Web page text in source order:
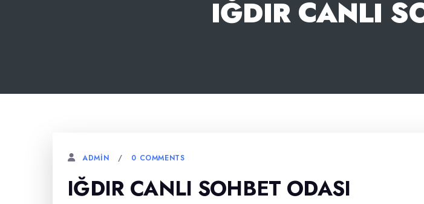
IĞDIR CANLI
ADMIN 0 COMMENTS
IĞDIR CANLI SOHBET ODASI